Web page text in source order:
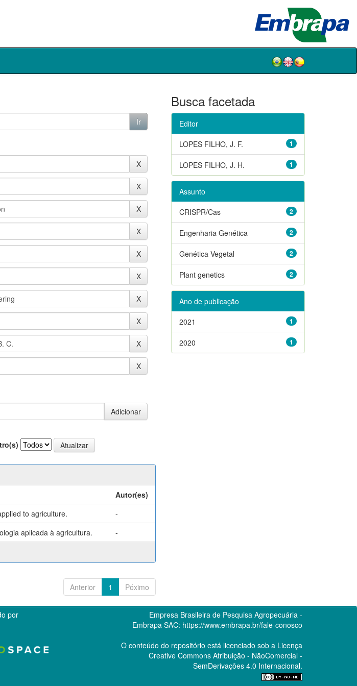
Autor(es)
to agriculture.
-
aplicada à agricultura.
-
Anterior 1 Póximo
Busca facetada
Editor
1
LOPES FILHO, J. F.
1
LOPES FILHO, J. H.
Assunto
2
CRISPR/Cas
2
Engenharia Genética
2
Genética Vegetal
2
Plant genetics
Ano de publicação
1
2021
1
2020
por
Empresa Brasileira de Pesquisa Agropecuária -
Embrapa SAC: https://www.embrapa.br/fale-conosco
O conteúdo do repositório está licenciado sob a Licença
Creative CommonsAtribuição - NãoComercial -
SemDerivações 4.0 Internacional.